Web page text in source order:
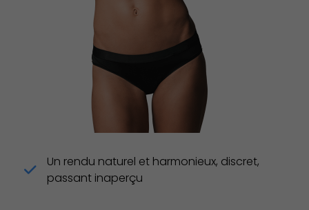
Un rendu naturel et harmonieux, discret,
passant inaperçu